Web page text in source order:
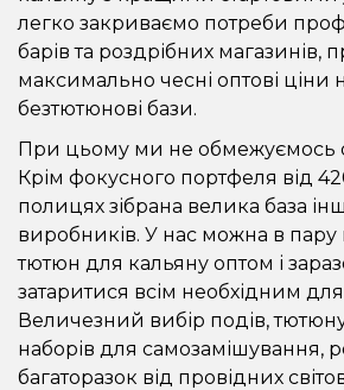
легко закриваємо потреби
барів та роздрібних магазинів,
максимально чесні оптові ціни
безтютюнові бази.
При цьому ми не обмежуємось
Крім фокусного портфеля від
полицях зібрана велика база
виробників. У нас можна в пару
тютюн для кальяну оптом і
затаритися всім необхідним
Величезний вибір подів,
наборів для самозамішування,
багаторазок від провідних